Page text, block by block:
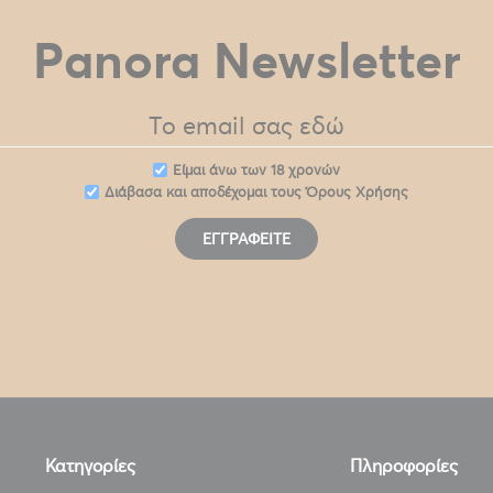
Panora Newsletter
Eίμαι άνω των 18 χρονών
Διάβασα και αποδέχομαι τουςΌρους Χρήσης
ΕΓΓΡΑΦΕΊΤΕ
Κατηγορίες Πληροφορίες